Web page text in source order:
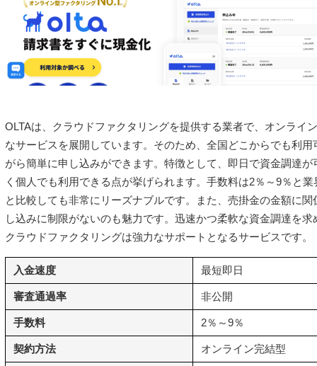
OLTAは、クラウドファクタリングを提供する業者で、オンライ
なサービスを展開しています。そのため、全国どこからでも利
がら簡単に申し込みができます。特徴として、即日で資金調達
く個人でも利用できる点が挙げられます。手数料は2％～9％と
と比較しても非常にリーズナブルです。また、売掛金の金額に
し込みに制限がないのも魅力です。迅速かつ柔軟な資金調達を求
クラウドファクタリングは強力なサポートとなるサービスです。
入金速度 最短即日
審査通過率 非公開
手数料 2％～9％
契約方法 オンライン完結型